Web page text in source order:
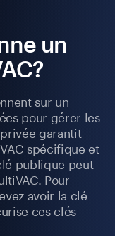
un
sur un
pour gérer les
garantit
spécifique et
publique peut
Pour
avoir la clé
ces clés